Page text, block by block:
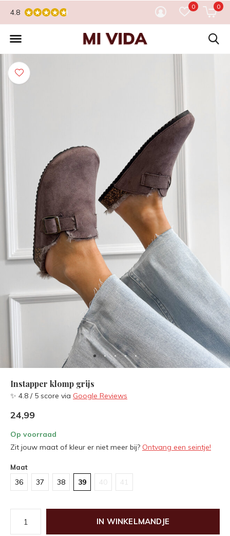
0 0
4.8
Instapper klomp grijs
✨ 4.8 / 5 score via Google Reviews
24,99
Op voorraad
Zit jouw maat of kleur er niet meer bij? Ontvang een seintje!
Maat
36 37 38 39 40 41
IN WINKELMANDJE